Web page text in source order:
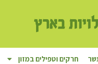
חרקים וטפילים במזון